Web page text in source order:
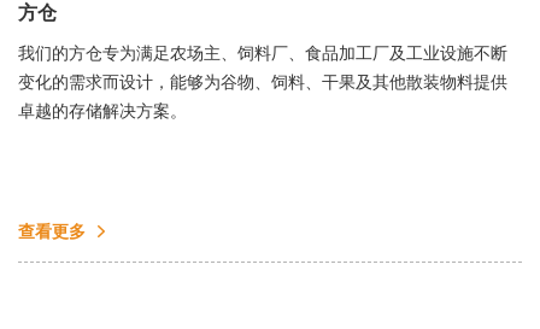
方仓
我们的方仓专为满足农场主、饲料厂、食品加工厂及工业设施不断
变化的需求而设计，能够为谷物、饲料、干果及其他散装物料提供
卓越的存储解决方案。
查看更多